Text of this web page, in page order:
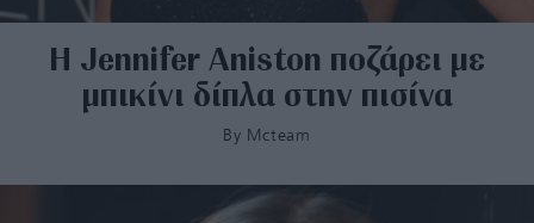
Η Jennifer Aniston ποζάρει με
μπικίνι δίπλα στην πισίνα
By Mcteam